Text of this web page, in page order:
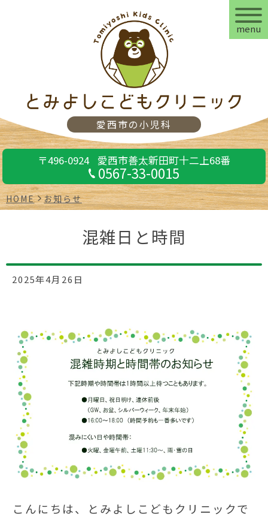
愛西市の小児科
〒496-0924 愛西市善太新田町十二上68番
0567-33-0015
menu
HOME お知らせ
混雑日と時間
2025年4月26日
こんにちは、とみよしこどもクリニックで